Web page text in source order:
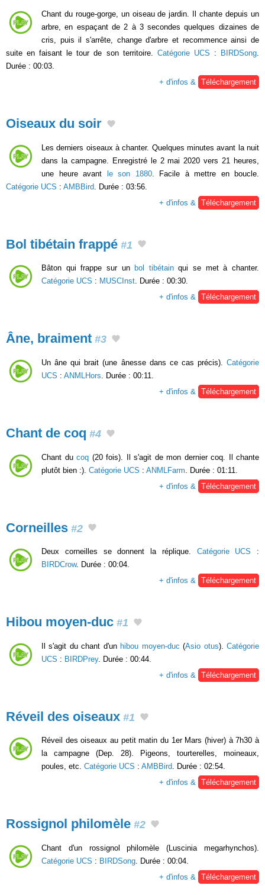
Chant du rouge-gorge, un oiseau de jardin. Il chante depuis un
arbre, en espaçant de 2 à 3 secondes quelques dizaines de
cris, puis il s'arrête, change d'arbre et recommence ainsi de
suite en faisant le tour de son territoire. Catégorie UCS : BIRDSong
Durée : 00:03.
+ d'infos &
Téléchargement
Oiseaux du soir
Les derniers oiseaux à chanter. Quelques minutes avant la nuit
dans la campagne. Enregistré le 2 mai 2020 vers 21 heures,
une heure avant le son 1880. Facile à mettre en boucle.
Catégorie UCS : AMBBird . Durée : 03:56.
+ d'infos &
Téléchargement
Bol tibétain frappé #1
Bâton qui frappe sur un bol tibétainqui se met à chanter.
Catégorie UCS : MUSCInst. Durée : 00:30.
+ d'infos & Téléchargement
Âne, braiment #3
Un âne qui brait (une ânesse dans ce cas précis). Catégorie
UCS : ANMLHors . Durée : 00:11.
+ d'infos &
Téléchargement
Chant de coq #4
Chant du coq (20 fois). Il s'agit de mon dernier coq. Il chante
plutôt bien :). Catégorie UCS : ANMLFarm . Durée : 01:11.
+ d'infos &
Téléchargement
Corneilles #2
Deux corneilles se donnent la réplique. Catégorie UCS :
BIRDCrow. Durée : 00:04.
+ d'infos & Téléchargement
Hibou moyen-duc #1
Il s'agit du chant d'un hibou moyen-duc (Asio otus).Catégorie
UCS : BIRDPrey. Durée : 00:44.
+ d'infos &
Téléchargement
Réveil des oiseaux #1
Réveil des oiseaux au petit matin du 1er Mars (hiver) à 7h30 à
la campagne (Dep. 28). Pigeons, tourterelles, moineaux,
poules, etc. Catégorie UCS : AMBBird. Durée : 02:54.
+ d'infos & Téléchargement
Rossignol philomèle #2
Chant d'un rossignol philomèle (Luscinia megarhynchos).
Catégorie UCS : BIRDSong. Durée : 00:04.
+ d'infos & Téléchargement